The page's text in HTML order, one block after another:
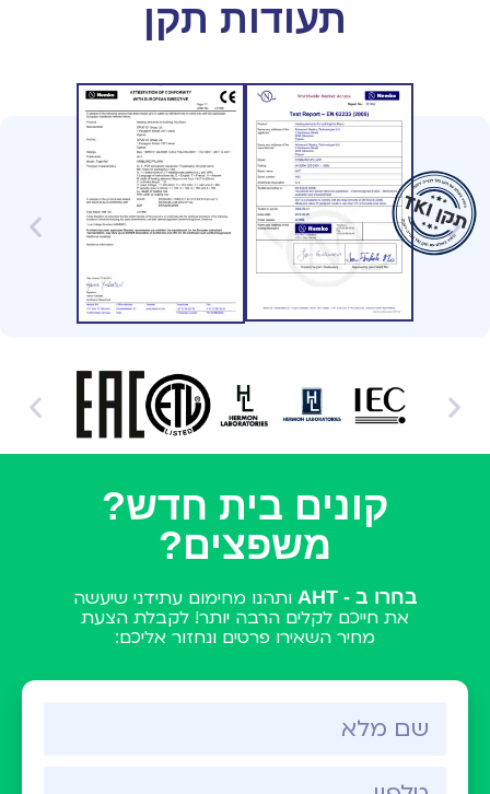
תעודות תקן
קונים בית חדש?
משפצים?
בחרו ב - AHT
ותהנו מחימום עתידני שיעשה
את חייכם לקלים הרבה יותר! לקבלת הצעת
מחיר השאירו פרטים ונחזור אליכם: